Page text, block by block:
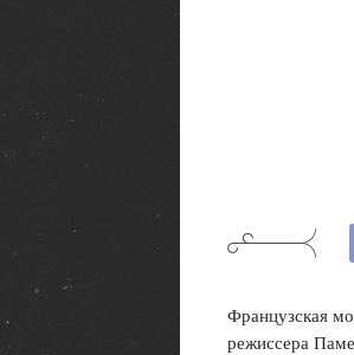
Французская
режиссера